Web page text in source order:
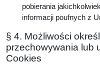
pobierania
informacji poufnych z
§ 4. Możliwości
przechowywania lub
Cookies